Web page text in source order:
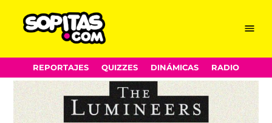
Skip
to
content
Menu
REPORTAJES QUIZZES DINÁMICAS RADIO